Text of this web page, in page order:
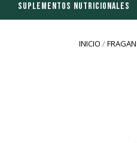
SUPLEMENTOS NUTRICIONALES
INICIO /